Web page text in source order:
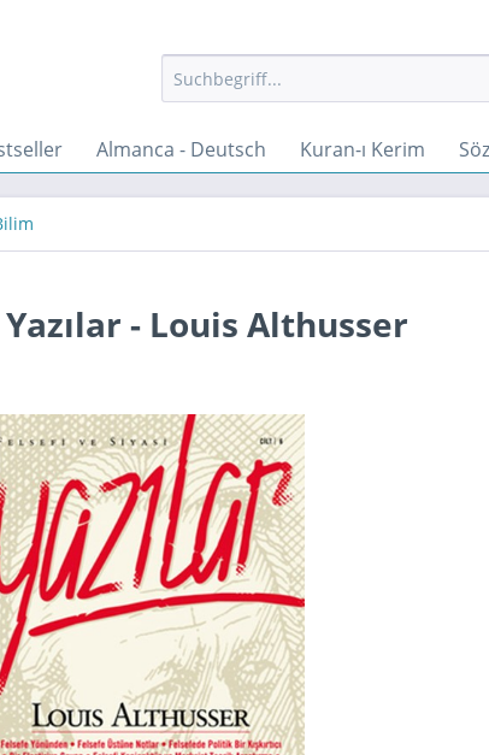
Almanca - Deutsch Kuran-ı Kerim
- Louis Althusser